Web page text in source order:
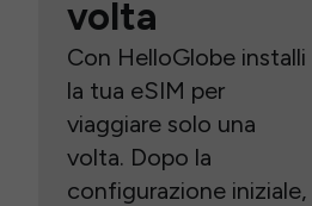
volta
Con HelloGlobe installi
la tua eSIM per
viaggiare solo una
volta. Dopo la
configurazione iniziale,